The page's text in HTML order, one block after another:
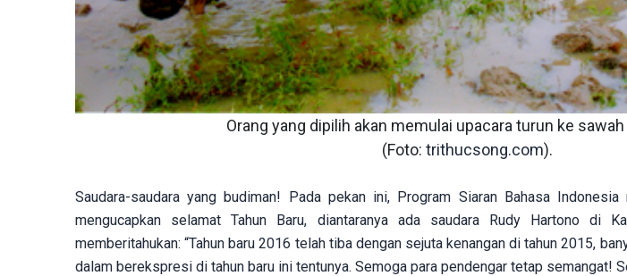
Orang yang dipilih akan memulai upacara turun ke
(Foto: trithucsong.com).
Saudara-saudara yang budiman! Pada pekan ini, Program Siaran Bahasa
mengucapkan selamat Tahun Baru, diantaranya ada saudara Rudy Hartono di
memberitahukan: “Tahun baru 2016 telah tiba dengan sejuta kenangan di tahun 2015,
dalam berekspresi di tahun baru ini tentunya. Semoga para pendengar tetap semangat!